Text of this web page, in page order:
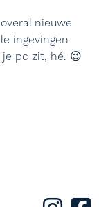
nieuwe
ingevingen
pc zit, hé. 😉